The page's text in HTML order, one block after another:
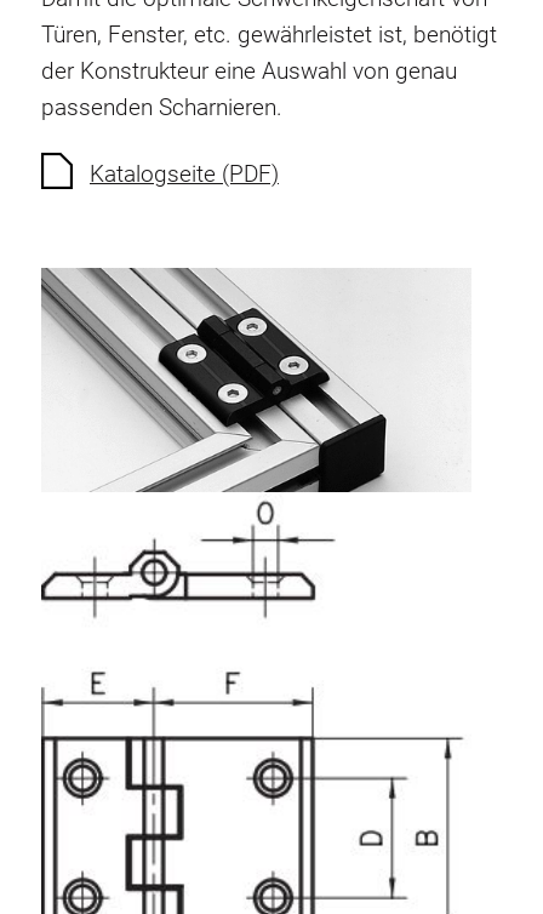
Verdrehsicherungen
Gewindeeinsätze
Bodenverbindungselemente
Kunststoffelemente
Scharniere und Gelenke
Beschläge
Pneumatik Elemente
Dynamische Elemente
Eckelement
Hubsäulen
Rollbahnsystem
Türen, Fenster, etc. gewährleistet ist, benötigt
der Konstrukteur eine Auswahl von genau
passenden Scharnieren.
Katalogseite (PDF)